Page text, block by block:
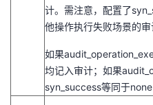
计。需注意，配置了
他操作执行失败场景的审
如果
均记入审计；如果
syn_success等同于none